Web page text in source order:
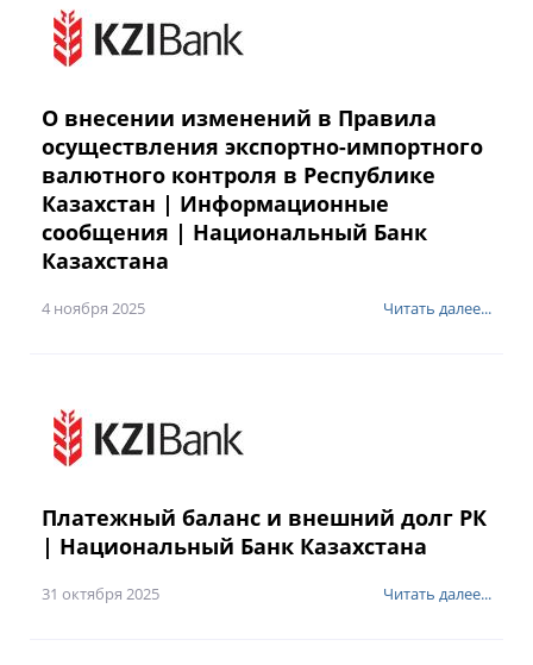
О внесении изменений в Правила
осуществления экспортно-импортного
валютного контроля в Республике
Казахстан | Информационные
сообщения | Национальный Банк
Казахстана
4 ноября 2025 Читать далее...
Платежный баланс и внешний долг РК
| Национальный Банк Казахстана
31 октября 2025 Читать далее...